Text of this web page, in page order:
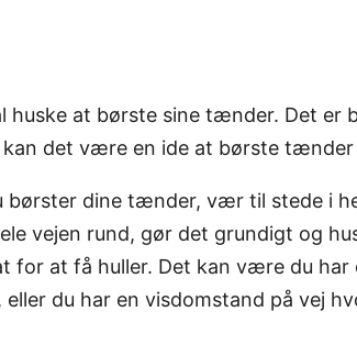
huske at børste sine tænder. Det er
det være en ide at børste
dine tænder, vær til stede i
vejen rund, gør det grundigt og
for at få huller. Det kan være du har
du har en visdomstand på vej